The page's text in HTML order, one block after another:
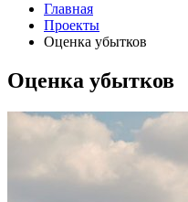
Главная
Проекты
Оценка убытков
Оценка убытков